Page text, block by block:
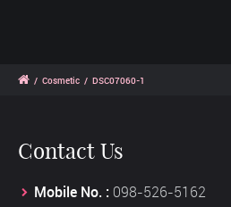
/ Cosmetic / DSC07060-1
Contact Us
Mobile No. : 098-526-5162